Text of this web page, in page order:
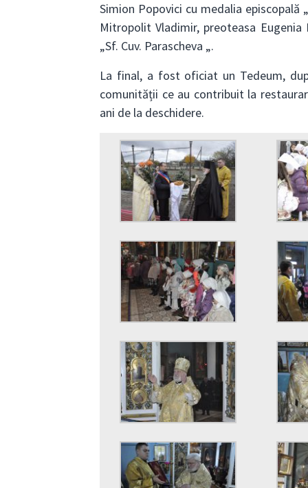
Simion Popovici cu medalia episcopală
Mitropolit Vladimir, preoteasa
„Sf. Cuv. Parascheva „.
La final, a fost oficiat un Tedeum,
comunității ce au contribuit la
ani de la deschidere.